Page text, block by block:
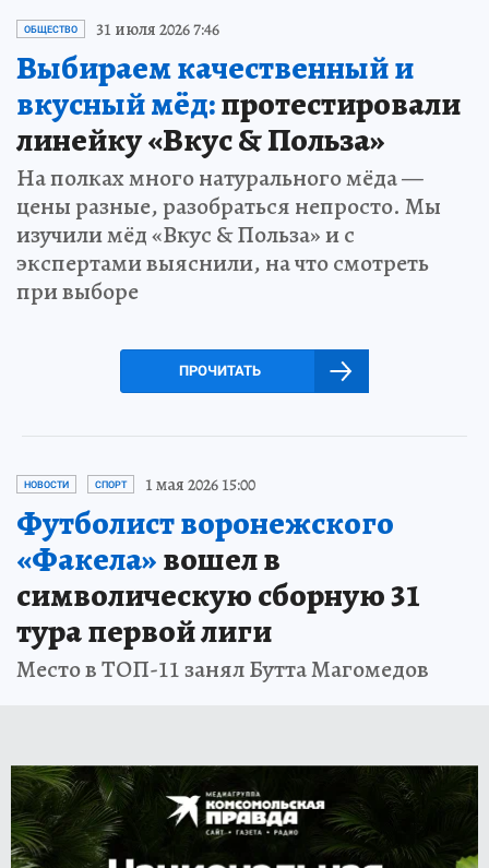
ОБЩЕСТВО 31 июля 2026 7:46
Выбираем качественный и
вкусный мёд:протестировали
линейку «Вкус & Польза»
На полках много натурального мёда —
цены разные, разобраться непросто. Мы
изучили мёд «Вкус & Польза» и с
экспертами выяснили, на что смотреть
при выборе
ПРОЧИТАТЬ
НОВОСТИ СПОРТ 1 мая 2026 15:00
Футболист воронежского
«Факела»вошел в
символическую сборную 31
тура первой лиги
Место в ТОП-11 занял Бутта Магомедов